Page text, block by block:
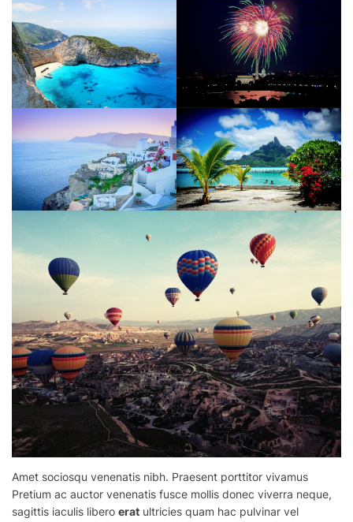
Amet sociosqu venenatis nibh. Praesent porttitor vivamus
Pretium ac auctor venenatis fusce mollis donec viverra neque,
sagittis iaculis libero erat ultricies quam hac pulvinar vel